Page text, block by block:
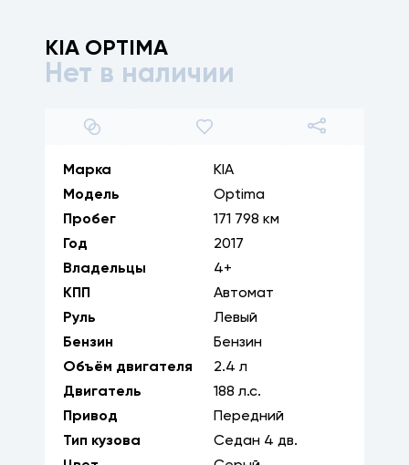
KIA OPTIMA
Нет в наличии
1/ 30
Марка
KIA
Модель
Optima
Пробег
171 798 км
Год
2017
Владельцы
4+
КПП
Автомат
Руль
Левый
Бензин
Бензин
Объём двигателя
2.4 л
Двигатель
188 л.с.
Привод
Передний
Тип кузова
Седан 4 дв.